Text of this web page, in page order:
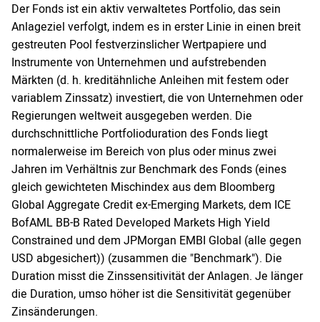
Der Fonds ist ein aktiv verwaltetes Portfolio, das sein
Anlageziel verfolgt, indem es in erster Linie in einen breit
gestreuten Pool festverzinslicher Wertpapiere und
Instrumente von Unternehmen und aufstrebenden
Märkten (d. h. kreditähnliche Anleihen mit festem oder
variablem Zinssatz) investiert, die von Unternehmen oder
Regierungen weltweit ausgegeben werden. Die
durchschnittliche Portfolioduration des Fonds liegt
normalerweise im Bereich von plus oder minus zwei
Jahren im Verhältnis zur Benchmark des Fonds (eines
gleich gewichteten Mischindex aus dem Bloomberg
Global Aggregate Credit ex-Emerging Markets, dem ICE
BofAML BB-B Rated Developed Markets High Yield
Constrained und dem JPMorgan EMBI Global (alle gegen
USD abgesichert)) (zusammen die "Benchmark"). Die
Duration misst die Zinssensitivität der Anlagen. Je länger
die Duration, umso höher ist die Sensitivität gegenüber
Zinsänderungen.